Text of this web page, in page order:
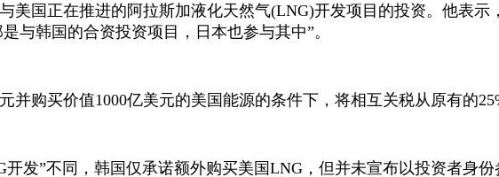
美国正在推进的阿拉斯加液化天然气(LNG)开发项目的投资。他表示
与韩国的合资投资项目，日本也参与其中”。
并购买价值1000亿美元的美国能源的条件下，将相互关税从原有的
开发”不同，韩国仅承诺额外购买美国LNG ，但并未宣布以投资者身